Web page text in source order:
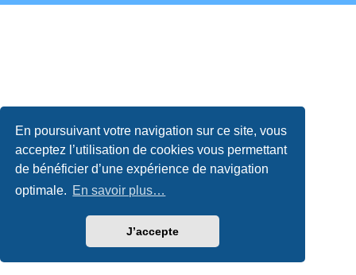
En poursuivant votre navigation sur ce site, vous
acceptez l’utilisation de cookies vous permettant
de bénéficier d’une expérience de navigation
optimale. En savoir plus…
J’accepte